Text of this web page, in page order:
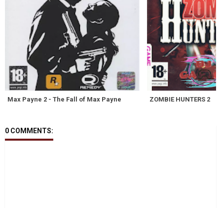
Max Payne 2 - The Fall of Max Payne ZOMBIE HUNTERS 2
0 COMMENTS: